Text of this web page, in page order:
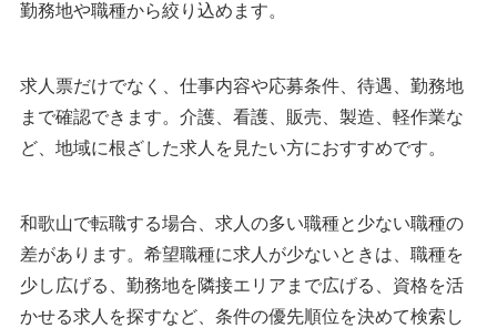
勤務地や職種から絞り込めます。
求人票だけでなく、仕事内容や応募条件、待遇、勤務地
まで確認できます。介護、看護、販売、製造、軽作業な
ど、地域に根ざした求人を見たい方におすすめです。
和歌山で転職する場合、求人の多い職種と少ない職種の
差があります。希望職種に求人が少ないときは、職種を
少し広げる、勤務地を隣接エリアまで広げる、資格を活
かせる求人を探すなど、条件の優先順位を決めて検索し